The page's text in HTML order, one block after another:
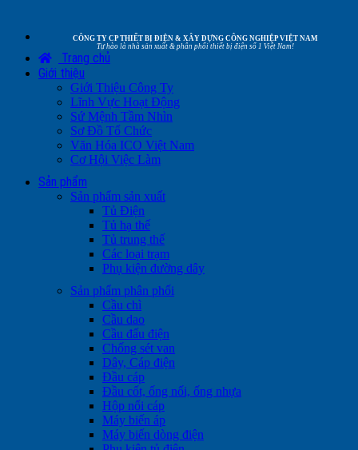
CÔNG TY CP THIẾT BỊ ĐIỆN & XÂY DỰNG CÔNG NGHIỆP VIỆT NAM
Tự hào là nhà sản xuất & phân phối thiết bị điện số 1 Việt Nam!
Trang chủ
Giới thiệu
Giới Thiệu Công Ty
Lĩnh Vực Hoạt Động
Sứ Mệnh Tầm Nhìn
Sơ Đồ Tổ Chức
Văn Hóa ICO Việt Nam
Cơ Hội Việc Làm
Sản phẩm
Sản phẩm sản xuất
Tủ Điện
Tủ hạ thế
Tủ trung thế
Các loại trạm
Phụ kiện đường dây
Sản phẩm phân phối
Cầu chì
Cầu dao
Cầu đấu điện
Chống sét van
Dây, Cáp điện
Đầu cáp
Đầu cốt, ống nối, ống nhựa
Hộp nối cáp
Máy biến áp
Máy biến dòng điện